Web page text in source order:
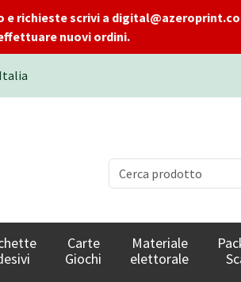
richieste scrivi a
nuovi ordini.
Carte
Giochi
Materiale
elettorale